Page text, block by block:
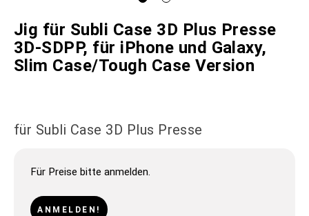
Jig für Subli Case 3D Plus Presse
3D-SDPP, für iPhone und Galaxy,
Slim Case/Tough Case Version
für Subli Case 3D Plus Presse
Für Preise bitte anmelden.
ANMELDEN!